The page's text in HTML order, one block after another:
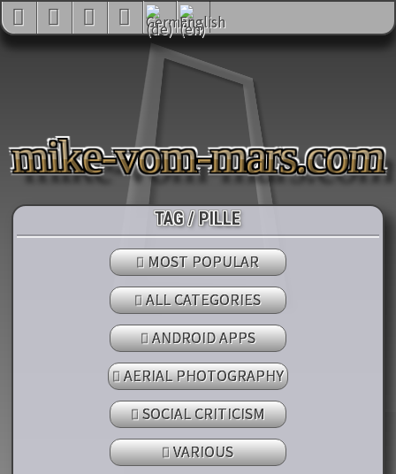
mike-vom-mars.com
TAG / PILLE
MOST POPULAR
ALL CATEGORIES
ANDROID APPS
AERIAL PHOTOGRAPHY
SOCIAL CRITICISM
VARIOUS